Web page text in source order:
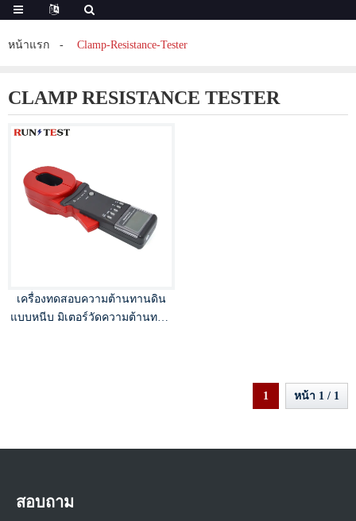
หน้าแรก Clamp-Resistance-Tester
CLAMP RESISTANCE TESTER
เครื่องทดสอบความต้านทานดิน
แบบหนีบ มิเตอร์วัดความต้านทาน
1 หน้า 1 / 1
สอบถาม